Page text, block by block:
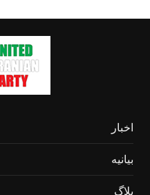
اخبار
بیانیه
بلاگ